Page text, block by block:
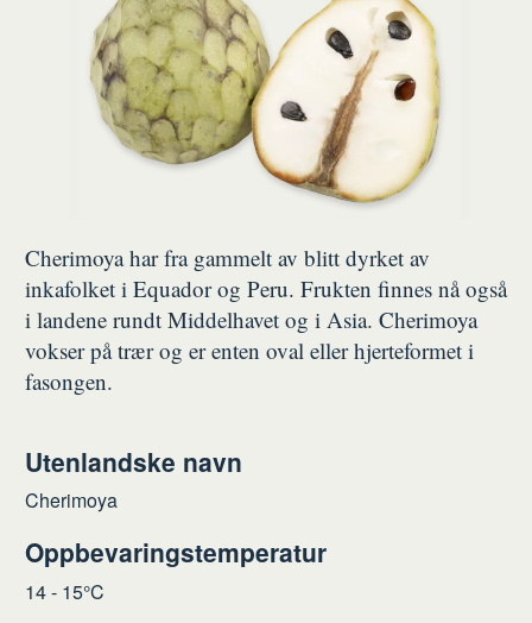
Cherimoya har fra gammelt av blitt dyrket av
inkafolket i Equador og Peru. Frukten finnes nå også
i landene rundt Middelhavet og i Asia. Cherimoya
vokser på trær og er enten oval eller hjerteformet i
fasongen.
Utenlandske navn
Cherimoya
Oppbevaringstemperatur
14 - 15°C